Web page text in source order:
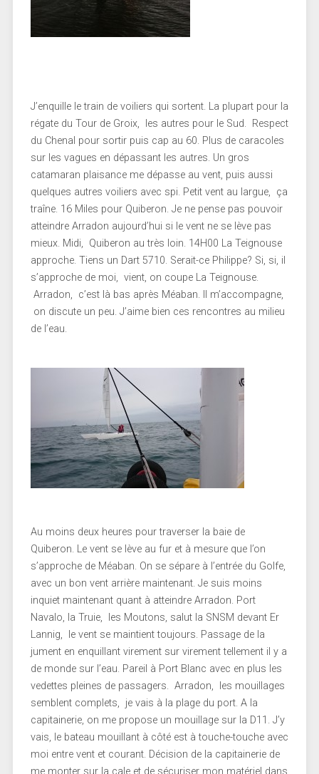
J’enquille le train de voiliers qui sortent. La plupart pour la
régate du Tour de Groix, les autres pour le Sud. Respect
du Chenal pour sortir puis cap au 60. Plus de caracoles
sur les vagues en dépassant les autres. Un gros
catamaran plaisance me dépasse au vent, puis aussi
quelques autres voiliers avec spi. Petit vent au largue, ça
traîne. 16 Miles pour Quiberon. Je ne pense pas pouvoir
atteindre Arradon aujourd’hui si le vent ne se lève pas
mieux. Midi, Quiberon au très loin. 14H00 La Teignouse
approche. Tiens un Dart 5710. Serait-ce Philippe? Si, si, il
s’approche de moi, vient, on coupe La Teignouse.
Arradon, c’est là bas après Méaban. Il m’accompagne,
on discute un peu. J’aime bien ces rencontres au milieu
de l’eau.
Au moins deux heures pour traverser la baie de
Quiberon. Le vent se lève au fur et à mesure que l’on
s’approche de Méaban. On se sépare à l’entrée du Golfe,
avec un bon vent arrière maintenant. Je suis moins
inquiet maintenant quant à atteindre Arradon. Port
Navalo, la Truie, les Moutons, salut la SNSM devant Er
Lannig, le vent se maintient toujours. Passage de la
jument en enquillant virement sur virement tellement il y a
de monde sur l’eau. Pareil à Port Blanc avec en plus les
vedettes pleines de passagers. Arradon, les mouillages
semblent complets, je vais à la plage du port. A la
capitainerie, on me propose un mouillage sur la D11. J’y
vais, le bateau mouillant à côté est à touche-touche avec
moi entre vent et courant. Décision de la capitainerie de
me monter sur la cale et de sécuriser mon matériel dans